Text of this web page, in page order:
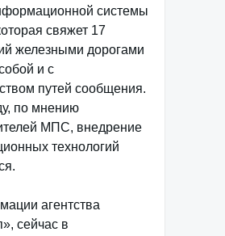
системы
свяжет 17
железными дорогами
и с
путей сообщения.
по мнению
МПС, внедрение
технологий
агентства
сейчас в